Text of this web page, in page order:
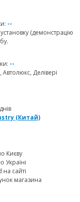
--
(демонстрацію
--
Делівері
(Китай)
Києву
Україні
сайті
магазина